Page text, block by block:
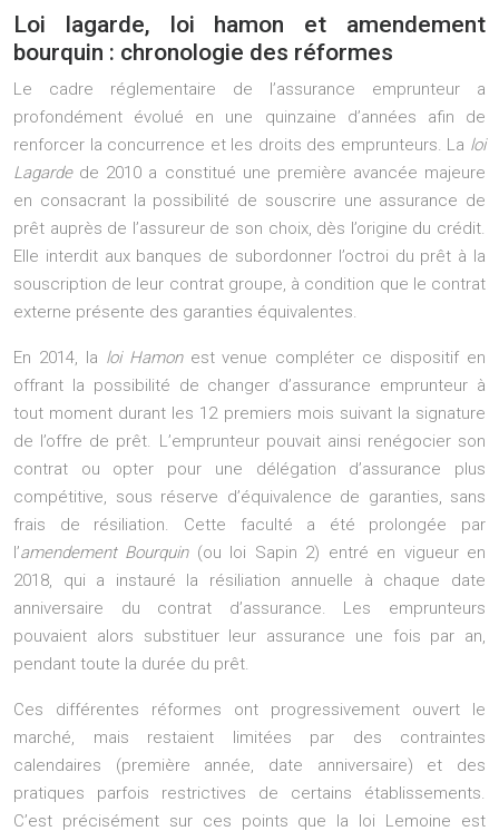
Loi lagarde, loi hamon et amendement
bourquin : chronologie des réformes
Le cadre réglementaire de l’assurance emprunteur a
profondément évolué en une quinzaine d’années afin de
renforcer la concurrence et les droits des emprunteurs. La loi
Lagardede 2010 a constitué une première avancée majeure
en consacrant la possibilité de souscrire une assurance de
prêt auprès de l’assureur de son choix, dès l’origine du crédit.
Elle interdit aux banques de subordonner l’octroi du prêt à la
souscription de leur contrat groupe, à condition que le contrat
externe présente des garanties équivalentes.
En 2014, la loi Hamonest venue compléter ce dispositif en
offrant la possibilité de changer d’assurance emprunteur à
tout moment durant les 12 premiers mois suivant la signature
de l’offre de prêt. L’emprunteur pouvait ainsi renégocier son
contrat ou opter pour une délégation d’assurance plus
compétitive, sous réserve d’équivalence de garanties, sans
frais de résiliation. Cette faculté a été prolongée par
l’amendement Bourquin(ou loi Sapin 2) entré en vigueur en
2018, qui a instauré la résiliation annuelle à chaque date
anniversaire du contrat d’assurance. Les emprunteurs
pouvaient alors substituer leur assurance une fois par an,
pendant toute la durée du prêt.
Ces différentes réformes ont progressivement ouvert le
marché, mais restaient limitées par des contraintes
calendaires (première année, date anniversaire) et des
pratiques parfois restrictives de certains établissements.
C’est précisément sur ces points que la loi Lemoine est